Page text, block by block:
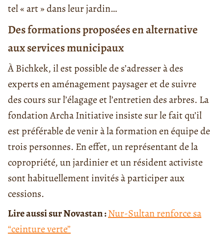
tel « art » dans leur jardin…
Des formations proposées en alternative
aux services municipaux
À Bichkek, il est possible de s’adresser à des
experts en aménagement paysager et de suivre
des cours sur l’élagage et l’entretien des arbres. La
fondation Archa Initiative insiste sur le fait qu’il
est préférable de venir à la formation en équipe de
trois personnes. En effet, un représentant de la
copropriété, un jardinier et un résident activiste
sont habituellement invités à participer aux
cessions.
Lire aussi sur Novastan :Nur-Sultan renforce sa
“ceinture verte”